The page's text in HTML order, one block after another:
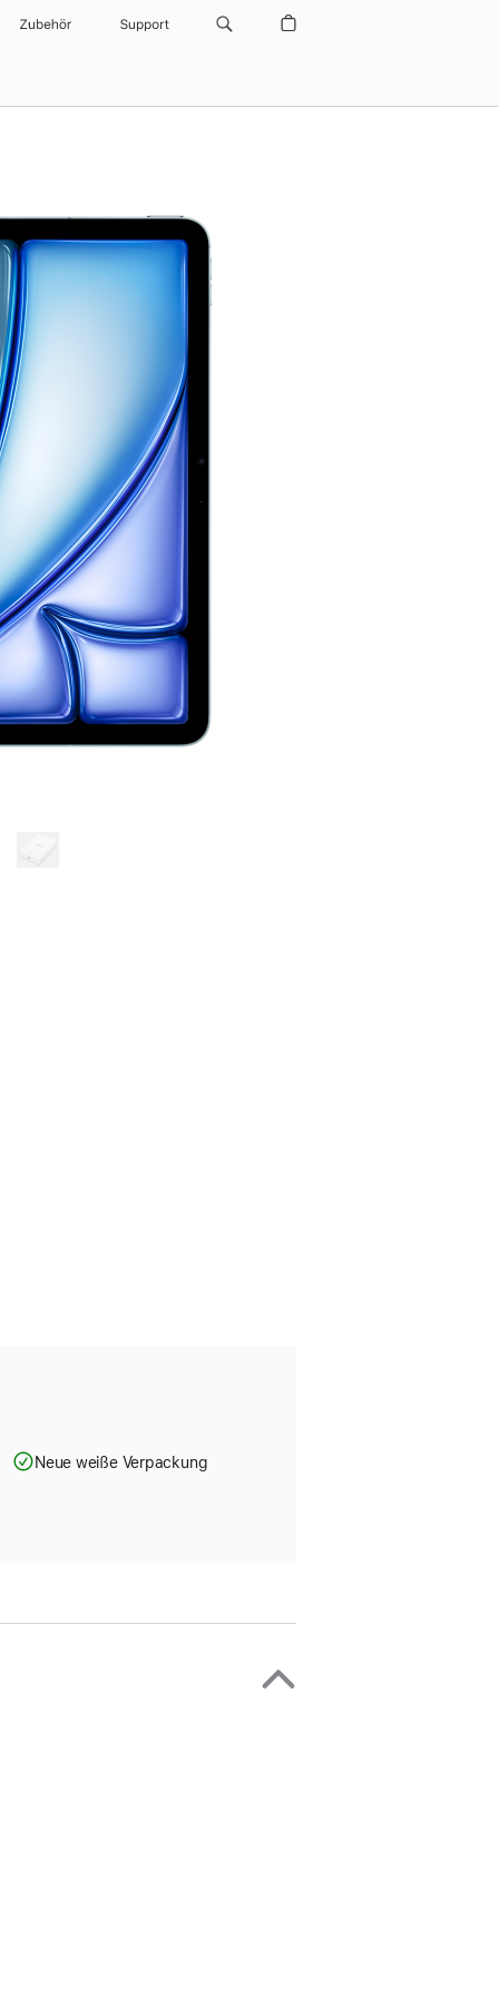
Zubehör Support
Neue weiße Verpackung